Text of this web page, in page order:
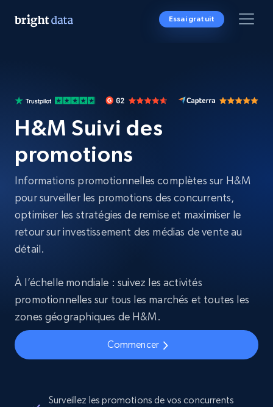
Essai gratuit
H&M Suivi des
promotions
Informations promotionnelles complètes sur H&M
pour surveiller les promotions des concurrents,
optimiser les stratégies de remise et maximiser le
retour sur investissement des médias de vente au
détail.
À l’échelle mondiale : suivez les activités
promotionnelles sur tous les marchés et toutes les
zones géographiques de H&M.
Commencer
Surveillez les promotions de vos concurrents